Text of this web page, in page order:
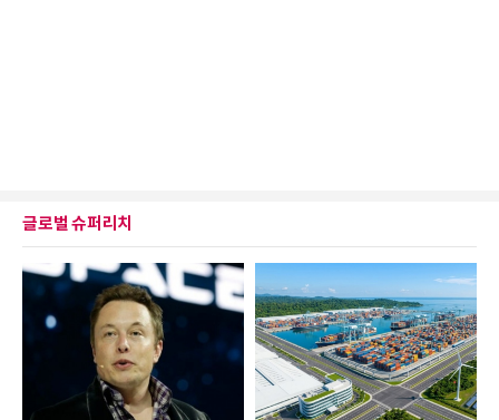
글로벌 슈퍼리치